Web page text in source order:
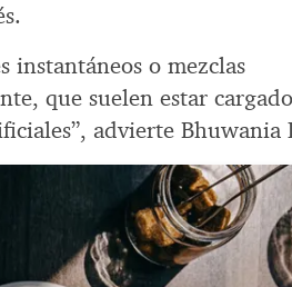
instantáneos o mezclas
que suelen estar
advierte Bhuwania